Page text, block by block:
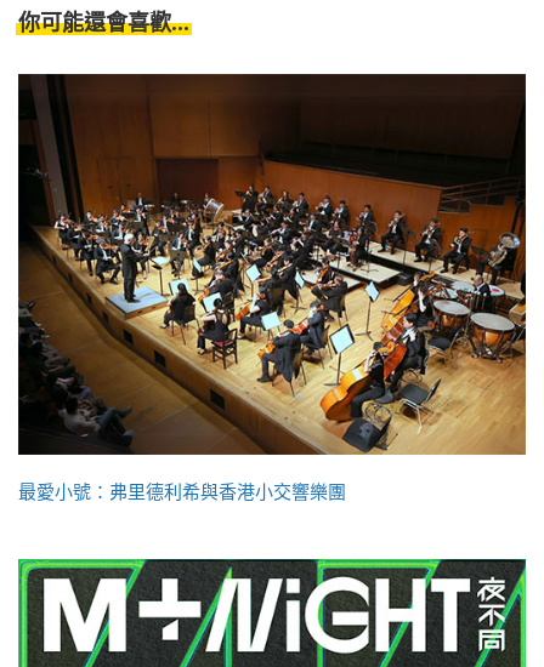
你可能還會喜歡...
最愛小號：弗里德利希與香港小交響樂團